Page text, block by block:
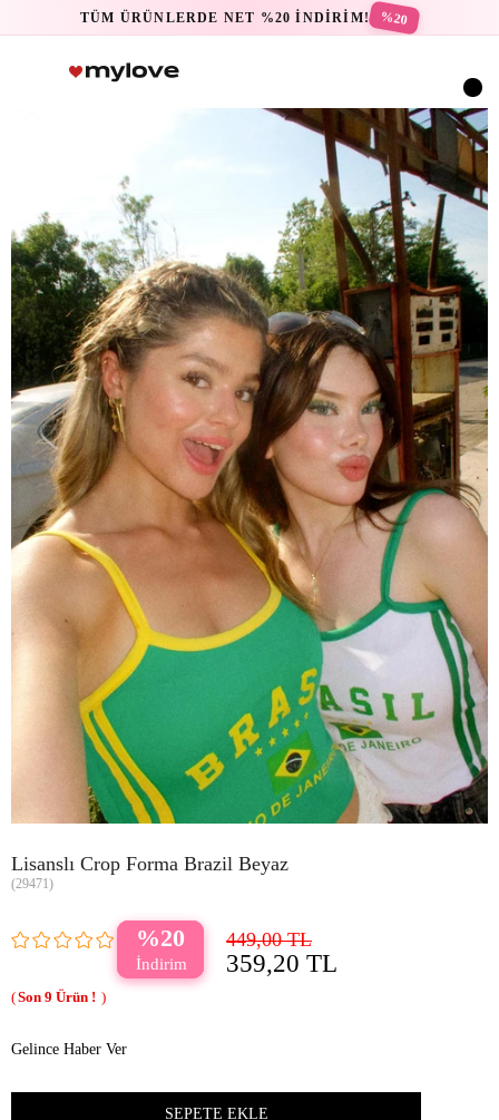
TÜM ÜRÜNLERDE NET %20 İNDİRİM! %20
Lisanslı Crop Forma Brazil Beyaz
(29471)
20 449,00 TL
359,20 TL
9
Gelince Haber Ver